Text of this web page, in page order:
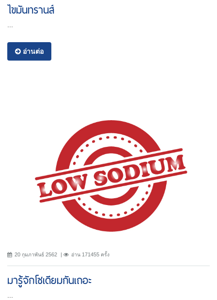
ไขมันทรานส์
อ่านต่อ
20 กุมภาพันธ์ 2562 อ่าน 171455 ครั้ง
มารู้จักโซเดียมกันเถอะ
...